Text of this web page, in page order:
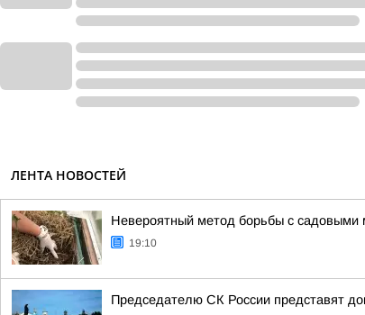
ЛЕНТА НОВОСТЕЙ
Невероятный метод борьбы с садовыми
19:10
Председателю СК России представят